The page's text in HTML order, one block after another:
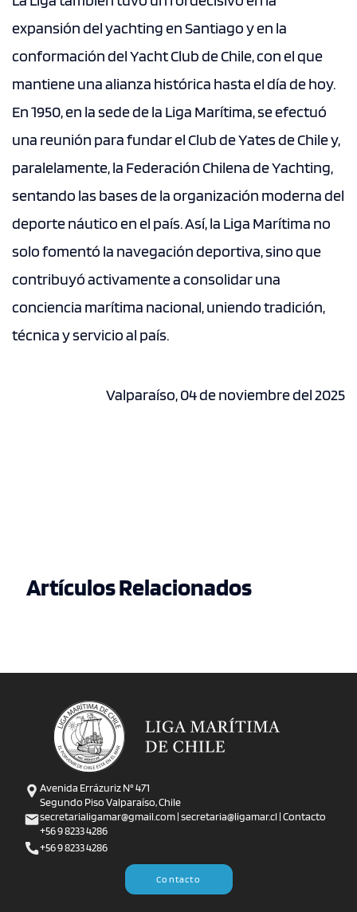
expansión del yachting en Santiago y en la
conformación del Yacht Club de Chile, con el que
mantiene una alianza histórica hasta el día de hoy.
En 1950, en la sede de la Liga Marítima, se efectuó
una reunión para fundar el Club de Yates de Chile y,
paralelamente, la Federación Chilena de Yachting,
sentando las bases de la organización moderna del
deporte náutico en el país. Así, la Liga Marítima no
solo fomentó la navegación deportiva, sino que
contribuyó activamente a consolidar una
conciencia marítima nacional, uniendo tradición,
técnica y servicio al país.
Valparaíso, 04 de noviembre del 2025
Artículos Relacionados
Avenida Errázuriz N° 471
Segundo Piso Valparaíso, Chile
secretarialigamar@gmail.com | secretaria@ligamar.cl | Contacto
+56 9 8233 4286
+56 9 8233 4286
Contacto